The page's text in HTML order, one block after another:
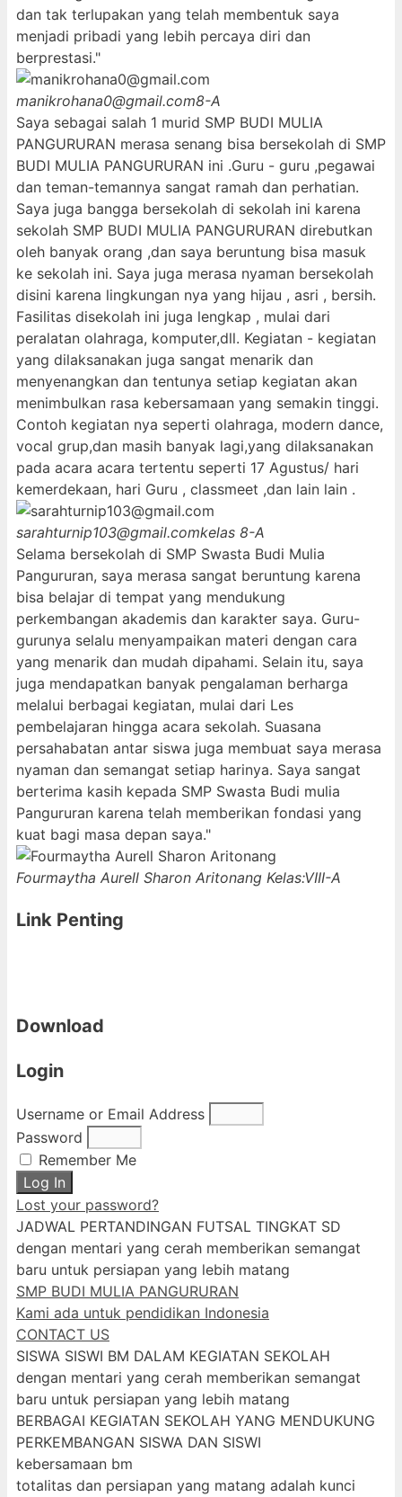
dan tak terlupakan yang telah membentuk saya
menjadi pribadi yang lebih percaya diri dan
berprestasi."
manikrohana0@gmail.com8-A
Saya sebagai salah 1 murid SMP BUDI MULIA
PANGURURAN merasa senang bisa bersekolah di SMP
BUDI MULIA PANGURURAN ini .Guru - guru ,pegawai
dan teman-temannya sangat ramah dan perhatian.
Saya juga bangga bersekolah di sekolah ini karena
sekolah SMP BUDI MULIA PANGURURAN direbutkan
oleh banyak orang ,dan saya beruntung bisa masuk
ke sekolah ini. Saya juga merasa nyaman bersekolah
disini karena lingkungan nya yang hijau , asri , bersih.
Fasilitas disekolah ini juga lengkap , mulai dari
peralatan olahraga, komputer,dll. Kegiatan - kegiatan
yang dilaksanakan juga sangat menarik dan
menyenangkan dan tentunya setiap kegiatan akan
menimbulkan rasa kebersamaan yang semakin tinggi.
Contoh kegiatan nya seperti olahraga, modern dance,
vocal grup,dan masih banyak lagi,yang dilaksanakan
pada acara acara tertentu seperti 17 Agustus/ hari
kemerdekaan, hari Guru , classmeet ,dan lain lain .
sarahturnip103@gmail.comkelas 8-A
Selama bersekolah di SMP Swasta Budi Mulia
Pangururan, saya merasa sangat beruntung karena
bisa belajar di tempat yang mendukung
perkembangan akademis dan karakter saya. Guru-
gurunya selalu menyampaikan materi dengan cara
yang menarik dan mudah dipahami. Selain itu, saya
juga mendapatkan banyak pengalaman berharga
melalui berbagai kegiatan, mulai dari Les
pembelajaran hingga acara sekolah. Suasana
persahabatan antar siswa juga membuat saya merasa
nyaman dan semangat setiap harinya. Saya sangat
berterima kasih kepada SMP Swasta Budi mulia
Pangururan karena telah memberikan fondasi yang
kuat bagi masa depan saya."
Fourmaytha Aurell Sharon Aritonang Kelas:VIII-A
Link Penting
Download
Login
Username or Email Address
Password
Remember Me
Log In
Lost your password?
JADWAL PERTANDINGAN FUTSAL TINGKAT SD
dengan mentari yang cerah memberikan semangat
baru untuk persiapan yang lebih matang
SMP BUDI MULIA PANGURURAN
Kami ada untuk pendidikan Indonesia
CONTACT US
SISWA SISWI BM DALAM KEGIATAN SEKOLAH
dengan mentari yang cerah memberikan semangat
baru untuk persiapan yang lebih matang
BERBAGAI KEGIATAN SEKOLAH YANG MENDUKUNG
PERKEMBANGAN SISWA DAN SISWI
kebersamaan bm
totalitas dan persiapan yang matang adalah kunci